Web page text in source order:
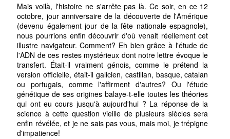
Mais voilà, l'histoire ne s'arrête pas là. Ce soir, en ce 12
octobre, jour anniversaire de la découverte de l'Amérique
(devenu également jour de la fête nationale espagnole),
nous pourrions enfin découvrir d'où venait réellement cet
illustre navigateur. Comment? Eh bien grâce à l'étude de
l'ADN de ces restes mystérieux dont notre lettre évoque le
transfert. Était-il vraiment génois, comme le prétend la
version officielle, était-il galicien, castillan, basque, catalan
ou portugais, comme l'affirment d'autres? Ou l'étude
génétique de ses origines balaye-t-elle toutes les théories
qui ont eu cours jusqu'à aujourd'hui ? La réponse de la
science à cette question vieille de plusieurs siècles sera
enfin révélée, et je ne sais pas vous, mais moi, je trépigne
d'impatience!